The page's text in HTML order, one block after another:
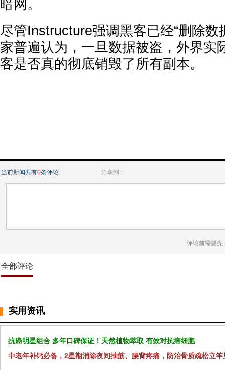
暗网。
尽管Instructure强调黑客已经“删除数
家普遍认为，一旦数据被盗，外界实
客是否真的彻底销毁了所有副本。
当前新闻共有0条评论 分享到：
评论前需要先
全部评论
实用资讯
抗癌明星组合 多年口碑保证！天然植物萃取 有效对抗癌细胞
中老年补钙必备，2星期消除夜间抽筋、腰背疼痛，防治骨质疏松立竿